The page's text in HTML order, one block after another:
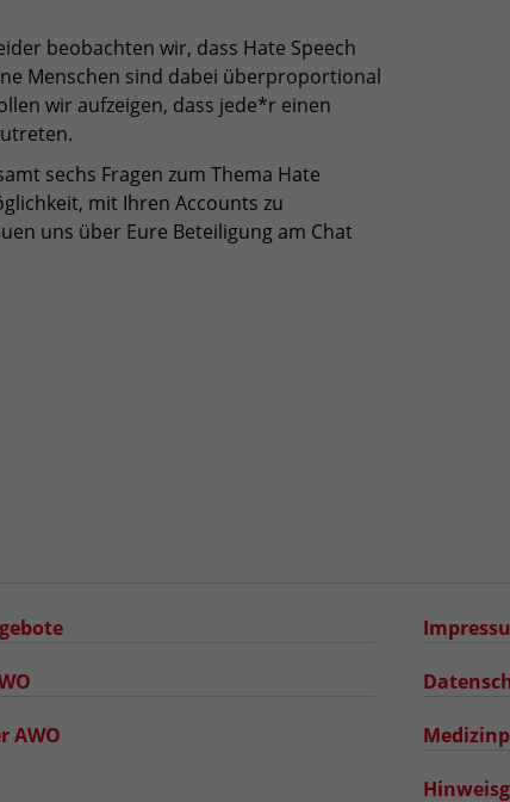
beobachten wir, dass Hate Speech
Menschen sind dabei überproportional
wir aufzeigen, dass jede*r einen
sechs Fragen zum Thema Hate
mit Ihren Accounts zu
uns über Eure Beteiligung am Chat
AWO